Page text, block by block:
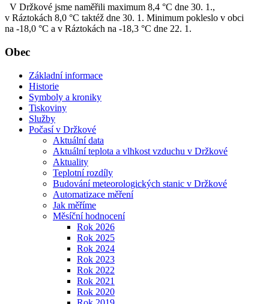
V Držkové jsme naměřili maximum 8,4 °C dne 30. 1.,
v Ráztokách 8,0 °C taktéž dne 30. 1. Minimum pokleslo v obci
na -18,0 °C a v Ráztokách na -18,3 °C dne 22. 1.
Obec
Základní informace
Historie
Symboly a kroniky
Tiskoviny
Služby
Počasí v Držkové
Aktuální data
Aktuální teplota a vlhkost vzduchu v Držkové
Aktuality
Teplotní rozdíly
Budování meteorologických stanic v Držkové
Automatizace měření
Jak měříme
Měsíční hodnocení
Rok 2026
Rok 2025
Rok 2024
Rok 2023
Rok 2022
Rok 2021
Rok 2020